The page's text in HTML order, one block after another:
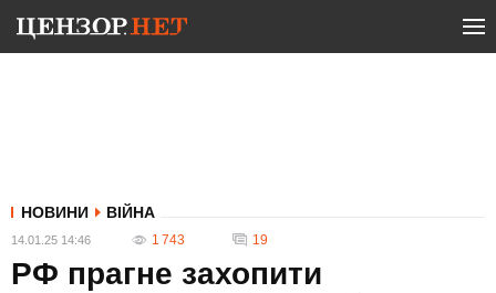
НОВИНИ ВІЙНА
14.01.25 14:46 1 743 19
РФ прагне захопити